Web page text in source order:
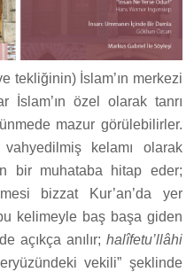
tekliğinin) İslam’ın merkezi
İslam’ın özel olarak tanrı
mazur görülebilirler.
vahyedilmiş kelamı olarak
bir muhataba hitap eder;
bizzat Kur’an’da yer
kelimeyle baş başa giden
açıkça anılır; halîfetu’llâhi
vekili” şeklinde